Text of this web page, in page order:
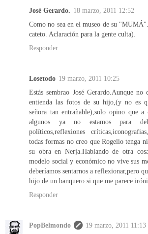
José Gerardo. 18 marzo, 2011 12:52
Como no sea en el museo de su
cateto. Aclaración para la gente culta).
Responder
Losetodo 19 marzo, 2011 10:25
Estás sembrao José Gerardo.Aunque
entienda las fotos de su hijo,(y no es
señora tan entrañable),solo opino que
algunos ya no estamos para
políticos,reflexiones
todas formas no creo que Rogelio tenga
su obra en Nerja.Hablando de otra
modelo social y económico no vive sus
deberíamos sentarnos a reflexionar,pero
hijo de un banquero si que me parece
Responder
PopBelmondo
19 marzo, 2011 11:13